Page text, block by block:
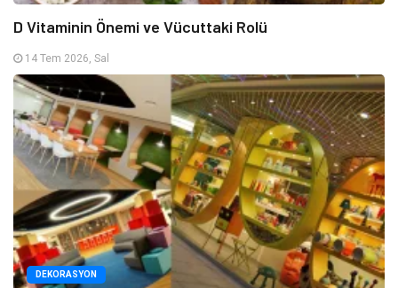
D Vitaminin Önemi ve Vücuttaki Rolü
14 Tem 2026, Sal
DEKORASYON